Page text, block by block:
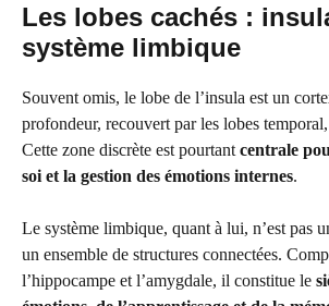
Les lobes cachés :
système limbique
Souvent omis, le lobe de l’insula est un
profondeur, recouvert par les lobes
Cette zone discrète est pourtant centrale
soi et la gestion des émotions internes.
Le système limbique, quant à lui, n’est pas
un ensemble de structures connectées.
l’hippocampe et l’amygdale, il constitue le